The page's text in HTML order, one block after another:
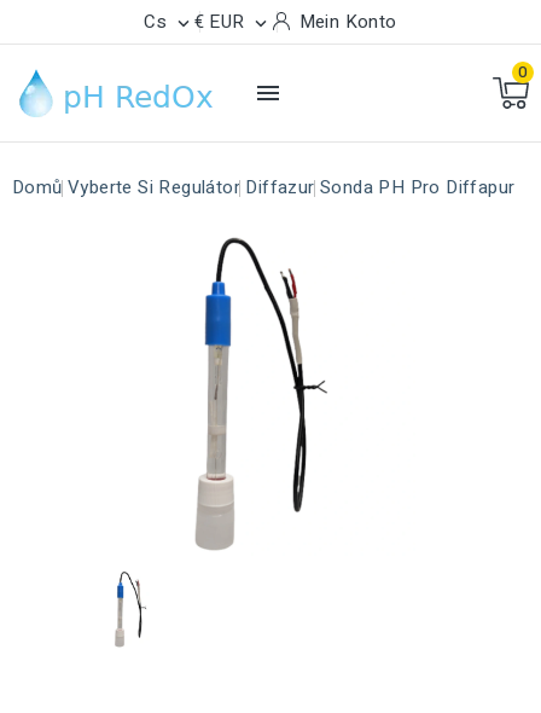
Cs  € EUR  Mein Konto

0
Domů Vyberte Si Regulátor Diffazur Sonda PH Pro Diffapur